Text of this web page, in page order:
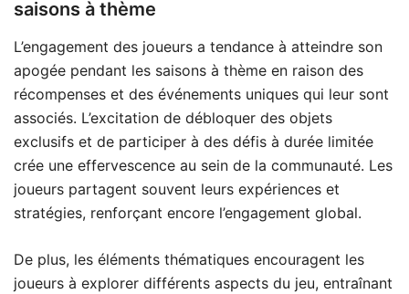
saisons à thème
L’engagement des joueurs a tendance à atteindre son
apogée pendant les saisons à thème en raison des
récompenses et des événements uniques qui leur sont
associés. L’excitation de débloquer des objets
exclusifs et de participer à des défis à durée limitée
crée une effervescence au sein de la communauté. Les
joueurs partagent souvent leurs expériences et
stratégies, renforçant encore l’engagement global.
De plus, les éléments thématiques encouragent les
joueurs à explorer différents aspects du jeu, entraînant